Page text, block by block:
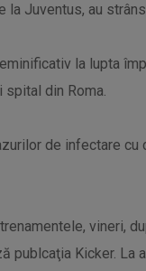
la Juventus, au
la lupta
din Roma.
de infectare
vineri,
publcaţia Kicker. La